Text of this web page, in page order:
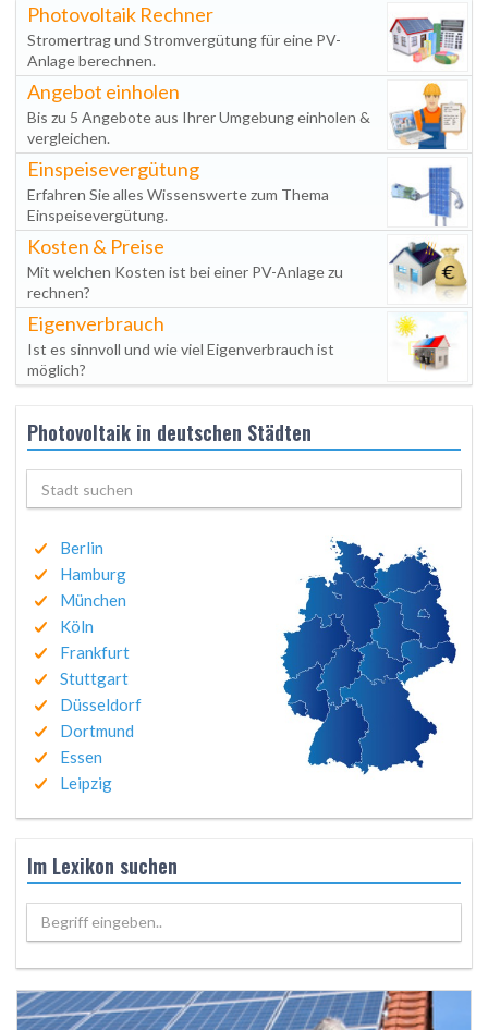
Photovoltaik Rechner
Stromertrag und Stromvergütung für eine PV-
Anlage berechnen.
Angebot einholen
Bis zu 5 Angebote aus Ihrer Umgebung einholen &
vergleichen.
Einspeisevergütung
Erfahren Sie alles Wissenswerte zum Thema
Einspeisevergütung.
Kosten & Preise
Mit welchen Kosten ist bei einer PV-Anlage zu
rechnen?
Eigenverbrauch
Ist es sinnvoll und wie viel Eigenverbrauch ist
möglich?
Photovoltaik in deutschen Städten
Berlin
Hamburg
München
Köln
Frankfurt
Stuttgart
Düsseldorf
Dortmund
Essen
Leipzig
Im Lexikon suchen
Begriff eingeben..